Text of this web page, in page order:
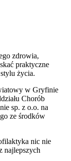
zdrowia,
praktyczne
życia.
w Gryfinie
Chorób
sp. z o.o. na
ze środków
nic nie
najlepszych